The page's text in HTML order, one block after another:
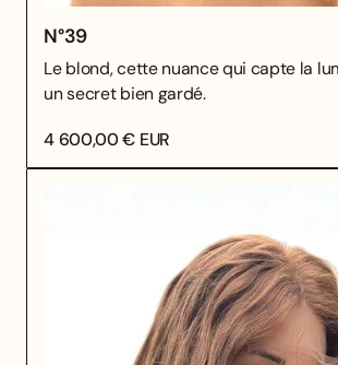
N°39
Le blond, cette nuance qui capte la
un secret bien gardé.
4 600,00 € EUR